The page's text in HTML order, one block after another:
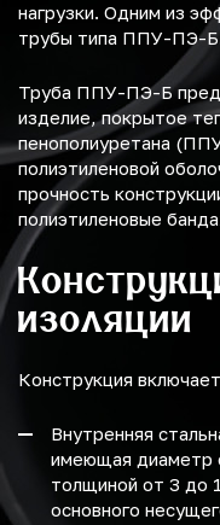
нагрузки. Одним из
трубы типа ППУ-ПЭ-
Труба ППУ-ПЭ-Б
изделие, покрытое
пенополиуретана
полиэтиленовой
прочность
полиэтиленовые
изоляции
Конструкция
Внутренняя
имеющая диаметр
толщиной от 3 до
основного